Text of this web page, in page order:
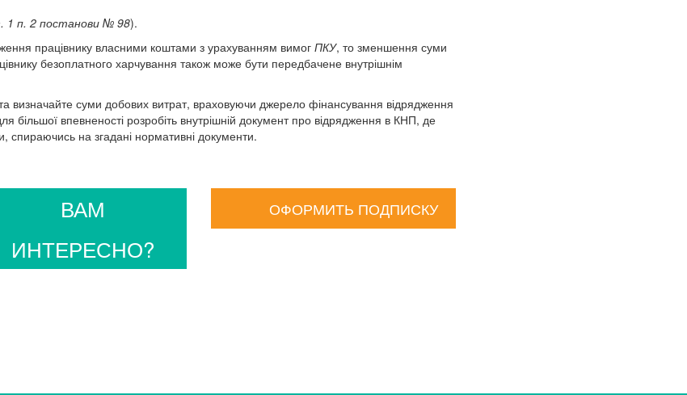
1 п. 2 постанови № 98).
працівнику власними коштами з урахуванням вимог ПКУ, то зменшення суми
безоплатного харчування також може бути передбачене внутрішнім
та визначайте суми добових витрат, враховуючи джерело фінансування відрядження
більшої впевненості розробіть внутрішній документ про відрядження в КНП, де
спираючись на згадані нормативні документи.
ВАМ
ИНТЕРЕСНО?
ОФОРМИТЬ ПОДПИСКУ